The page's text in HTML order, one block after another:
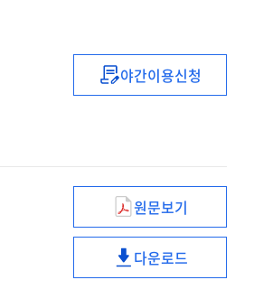
성과계획서
야간이용신청
(「개인정보
보호법」
에
따른)
원문보기
(「개인정보
다운로드